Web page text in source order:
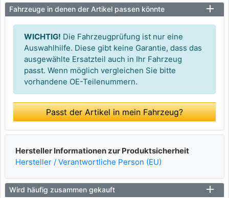
Fahrzeuge in denen der Artikel passen könnte
WICHTIG! Die Fahrzeugprüfung ist nur eine
Auswahlhilfe. Diese gibt keine Garantie, dass das
ausgewählte Ersatzteil auch in Ihr Fahrzeug
passt. Wenn möglich vergleichen Sie bitte
vorhandene OE-Teilenummern.
Passt der Artikel in mein Fahrzeug?
Hersteller Informationen zur Produktsicherheit
Hersteller / Verantwortliche Person (EU)
Wird häufig zusammen gekauft